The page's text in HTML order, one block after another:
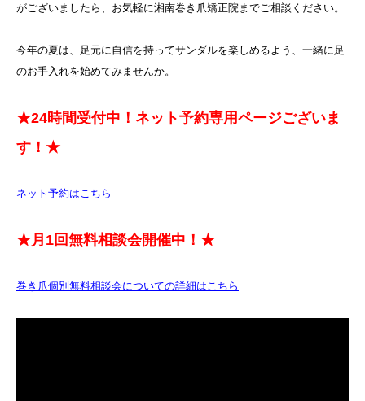
がございましたら、お気軽に湘南巻き爪矯正院までご相談ください。
今年の夏は、足元に自信を持ってサンダルを楽しめるよう、一緒に足
のお手入れを始めてみませんか。
★24時間受付中！ネット予約専用ページございま
す！★
ネット予約はこちら
★月1回無料相談会開催中！★
巻き爪個別無料相談会についての詳細はこちら